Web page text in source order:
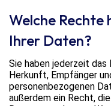
Welche Rechte
Ihrer Daten?
Sie haben jederzeit
Herkunft, Empfänger
personenbezogenen
außerdem ein Recht,